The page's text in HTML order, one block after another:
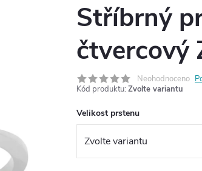
Stříbrný
čtvercový
Neohodnoceno
Kód produktu: Zvolte variantu
Velikost prstenu